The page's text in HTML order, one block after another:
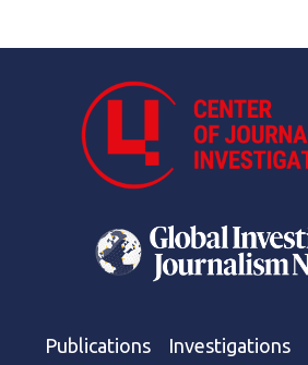
Publications Investigations